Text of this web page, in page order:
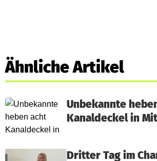
Ähnliche Artikel
Unbekannte
Kanaldeckel in
Dritter Tag im